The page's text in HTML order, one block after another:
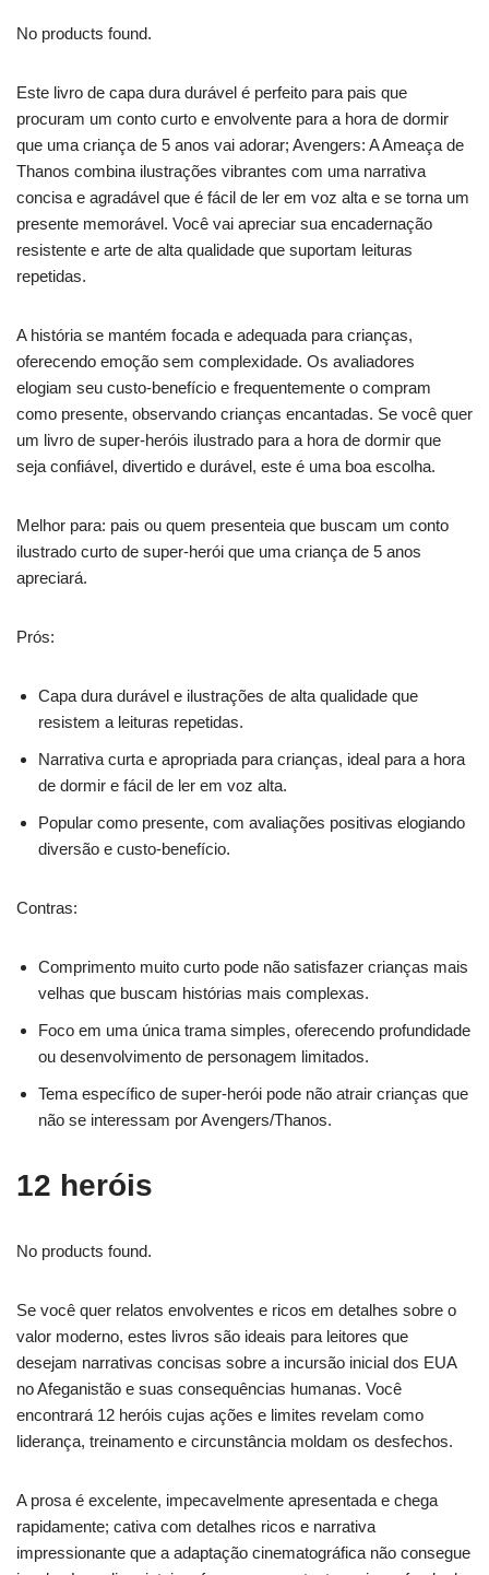
No products found.
Este livro de capa dura durável é perfeito para pais que
procuram um conto curto e envolvente para a hora de dormir
que uma criança de 5 anos vai adorar; Avengers: A Ameaça de
Thanos combina ilustrações vibrantes com uma narrativa
concisa e agradável que é fácil de ler em voz alta e se torna um
presente memorável. Você vai apreciar sua encadernação
resistente e arte de alta qualidade que suportam leituras
repetidas.
A história se mantém focada e adequada para crianças,
oferecendo emoção sem complexidade. Os avaliadores
elogiam seu custo-benefício e frequentemente o compram
como presente, observando crianças encantadas. Se você quer
um livro de super-heróis ilustrado para a hora de dormir que
seja confiável, divertido e durável, este é uma boa escolha.
Melhor para: pais ou quem presenteia que buscam um conto
ilustrado curto de super-herói que uma criança de 5 anos
apreciará.
Prós:
Capa dura durável e ilustrações de alta qualidade que
resistem a leituras repetidas.
Narrativa curta e apropriada para crianças, ideal para a hora
de dormir e fácil de ler em voz alta.
Popular como presente, com avaliações positivas elogiando
diversão e custo-benefício.
Contras:
Comprimento muito curto pode não satisfazer crianças mais
velhas que buscam histórias mais complexas.
Foco em uma única trama simples, oferecendo profundidade
ou desenvolvimento de personagem limitados.
Tema específico de super-herói pode não atrair crianças que
não se interessam por Avengers/Thanos.
12 heróis
No products found.
Se você quer relatos envolventes e ricos em detalhes sobre o
valor moderno, estes livros são ideais para leitores que
desejam narrativas concisas sobre a incursão inicial dos EUA
no Afeganistão e suas consequências humanas. Você
encontrará 12 heróis cujas ações e limites revelam como
liderança, treinamento e circunstância moldam os desfechos.
A prosa é excelente, impecavelmente apresentada e chega
rapidamente; cativa com detalhes ricos e narrativa
impressionante que a adaptação cinematográfica não consegue